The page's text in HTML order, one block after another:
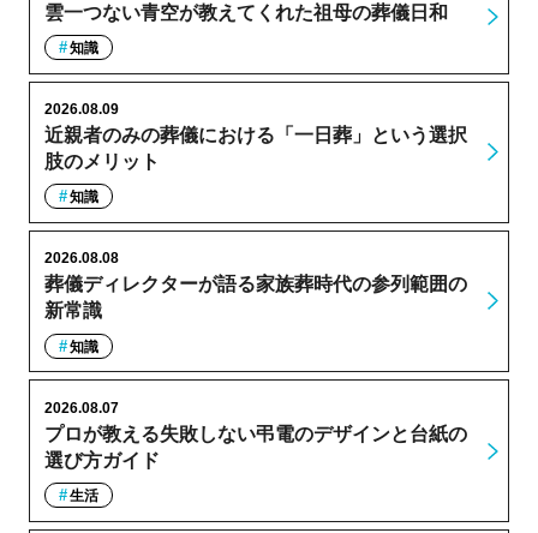
雲一つない青空が教えてくれた祖母の葬儀日和
知識
近親者のみの葬儀における「一日葬」という選択
肢のメリット
2026.08.09
知識
葬儀ディレクターが語る家族葬時代の参列範囲の
新常識
2026.08.08
知識
プロが教える失敗しない弔電のデザインと台紙の
選び方ガイド
2026.08.07
生活